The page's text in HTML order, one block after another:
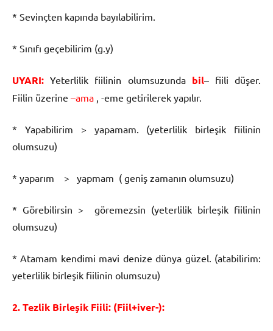
* Sevinçten kapında bayılabilirim.
* Sınıfı geçebilirim (g.y)
UYARI: Yeterlilik fiilinin olumsuzunda bil– fiili düşer.
Fiilin üzerine –ama , -eme getirilerek yapılır.
* Yapabilirim > yapamam. (yeterlilik birleşik fiilinin
olumsuzu)
* yaparım > yapmam ( geniş zamanın olumsuzu)
* Görebilirsin > göremezsin (yeterlilik birleşik fiilinin
olumsuzu)
* Atamam kendimi mavi denize dünya güzel. (atabilirim:
yeterlilik birleşik fiilinin olumsuzu)
2. Tezlik Birleşik Fiili: (Fiil+iver-):